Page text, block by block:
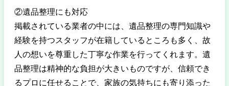
②遺品整理にも対応
掲載されている業者の中には、遺品整理の専門知識や
経験を持つスタッフが在籍しているところも多く、故
人の想いを尊重した丁寧な作業を行ってくれます。遺
品整理は精神的な負担が大きいものですが、信頼でき
るプロに任せることで、家族の気持ちにも寄り添った